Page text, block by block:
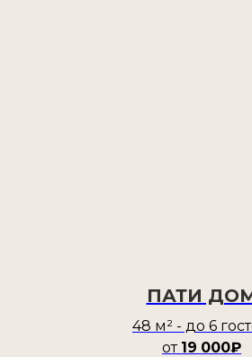
ПАТИ
48 м² - до 6
от 19 000₽